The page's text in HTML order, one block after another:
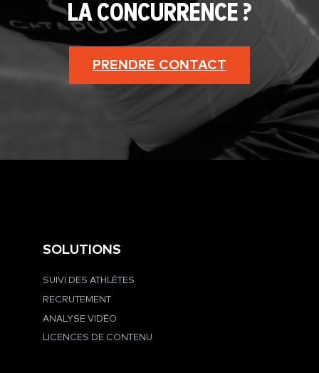
LA CONCURRENCE ?
PRENDRE CONTACT
SOLUTIONS
SUIVI DES ATHLÈTES
RECRUTEMENT
ANALYSE VIDÉO
LICENCES DE CONTENU